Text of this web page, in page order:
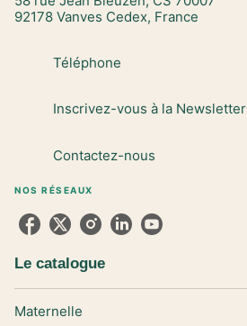
92178 Vanves Cedex, France
Téléphone
Inscrivez-vous à la Newsletter
Contactez-nous
NOS RÉSEAUX
Le catalogue
Maternelle